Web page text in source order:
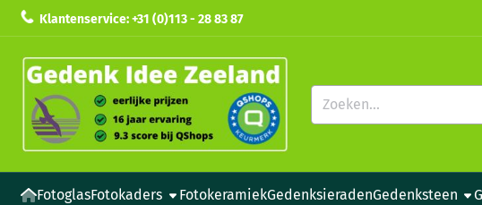
Cookievoorkeuren zijn beschikbaar. Kies instellingen of sta alle cookies toe.
Klantenservice: +31 (0)113 - 28 83 87
Zoeken
FotoglasFotokaders FotokeramiekGedenksieradenGedenksteen